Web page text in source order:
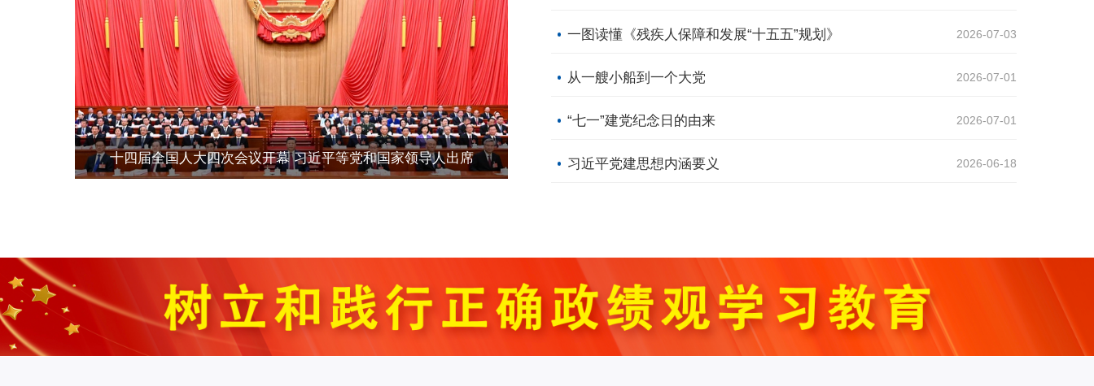
十四届全国人大四次会议开幕 习近平等党和国家领导人出席
一图读懂《残疾人保障和发展“十五五”规划》 2026-07-03
从一艘小船到一个大党 2026-07-01
“七一”建党纪念日的由来 2026-07-01
习近平党建思想内涵要义 2026-06-18